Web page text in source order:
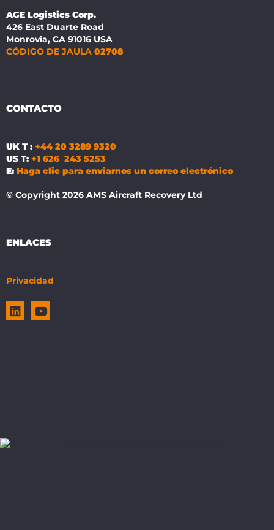
AGE Logistics Corp.
426 East Duarte Road
Monrovia, CA 91016 USA
CÓDIGO DE JAULA 02708
CONTACTO
UK T : +44 20 3289 9320
US T: +1 626 243 5253
E: Haga clic para enviarnos un correo electrónico
© Copyright 2026 AMS Aircraft Recovery Ltd
ENLACES
Privacidad